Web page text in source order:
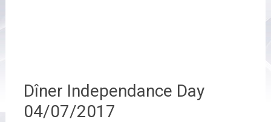
Dîner Independance Day
04/07/2017